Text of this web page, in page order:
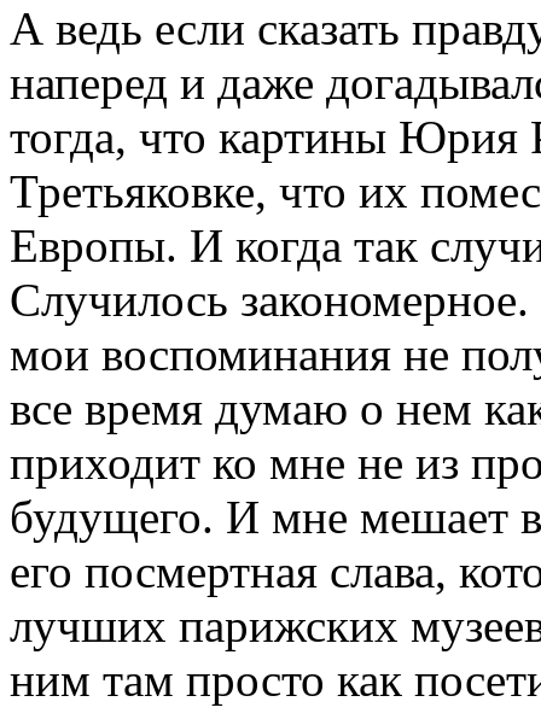
А ведь если сказать
наперед и даже
тогда, что картины
Третьяковке, что их
Европы. И когда так
Случилось
мои воспоминания не
все время думаю о нем
приходит ко мне не из
будущего. И мне мешает
его посмертная слава,
лучших парижских
ним там просто как